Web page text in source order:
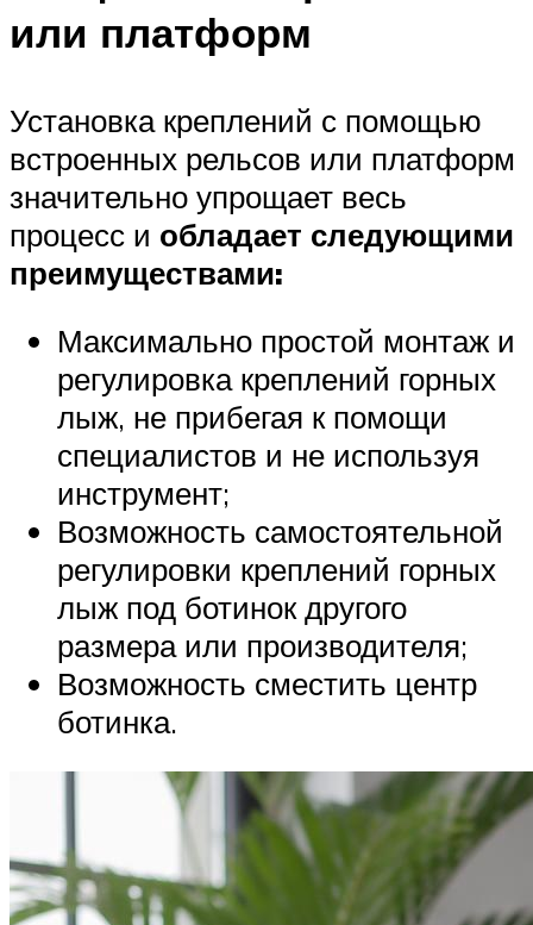
или платформ
Установка креплений с помощью
встроенных рельсов или платформ
значительно упрощает весь
процесс и обладает следующими
преимуществами:
Максимально простой монтаж и
регулировка креплений горных
лыж, не прибегая к помощи
специалистов и не используя
инструмент;
Возможность самостоятельной
регулировки креплений горных
лыж под ботинок другого
размера или производителя;
Возможность сместить центр
ботинка.